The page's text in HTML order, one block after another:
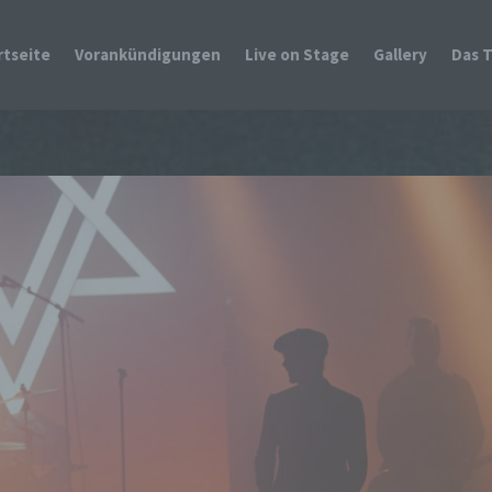
Vorankündigungen Live on Stage Gallery Das